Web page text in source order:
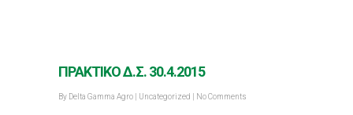
ΠΡΑΚΤΙΚΟ Δ.Σ. 30.4.2015
By Delta Gamma Agro Uncategorized No Comments